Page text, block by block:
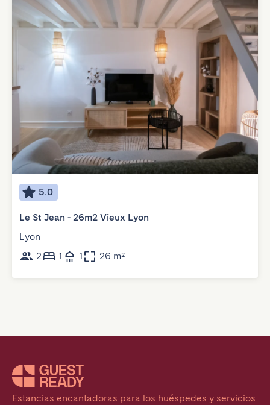
5.0
Le St Jean - 26m2 Vieux Lyon
Lyon
2
1 1 26 m²
Estancias encantadoras para los huéspedes y servicios